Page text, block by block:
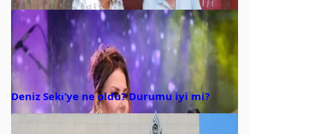
Deniz Seki’ye ne oldu? Durumu iyi mi?